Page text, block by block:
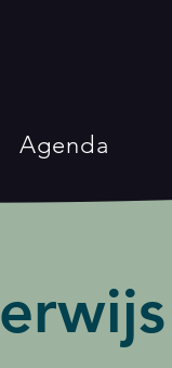
Agenda